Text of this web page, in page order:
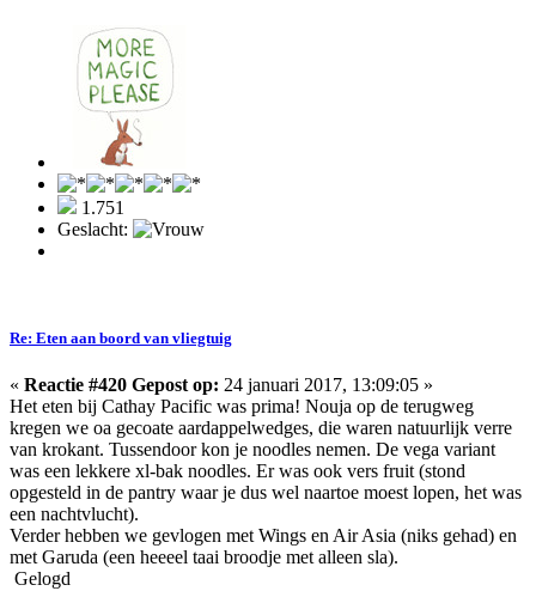
1.751
Geslacht:
Re: Eten aan boord van vliegtuig
« Reactie #420 Gepost op: 24 januari 2017, 13:09:05 »
Het eten bij Cathay Pacific was prima! Nouja op de terugweg
kregen we oa gecoate aardappelwedges, die waren natuurlijk verre
van krokant. Tussendoor kon je noodles nemen. De vega variant
was een lekkere xl-bak noodles. Er was ook vers fruit (stond
opgesteld in de pantry waar je dus wel naartoe moest lopen, het was
een nachtvlucht).
Verder hebben we gevlogen met Wings en Air Asia (niks gehad) en
met Garuda (een heeeel taai broodje met alleen sla).
Gelogd